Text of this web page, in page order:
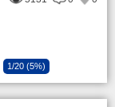
1/20 (5%)